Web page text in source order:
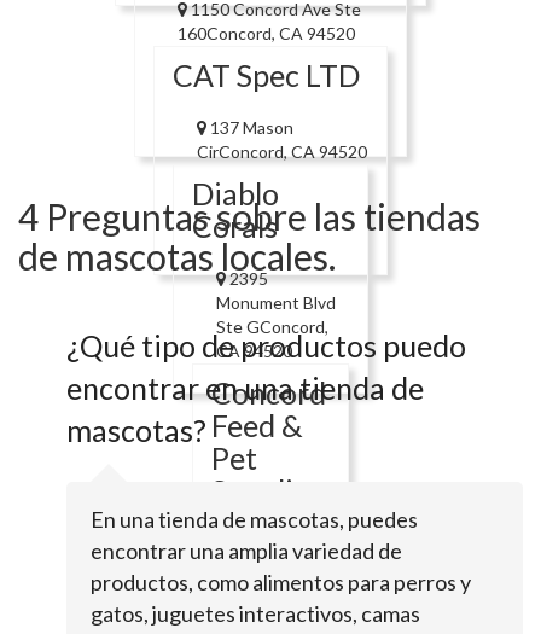
1150 Concord Ave Ste
160Concord, CA 94520
CAT Spec LTD
137 Mason
CirConcord, CA 94520
Diablo
Corals
2395
Monument Blvd
Ste GConcord,
CA 94520
Concord
Feed &
Pet
Supplies
5288
Clayton
RdConcord,
CA 94521
4 Preguntas sobre las tiendas
de mascotas locales.
¿Qué tipo de productos puedo
encontrar en una tienda de
mascotas?
En una tienda de mascotas, puedes
encontrar una amplia variedad de
productos, como alimentos para perros y
gatos, juguetes interactivos, camas